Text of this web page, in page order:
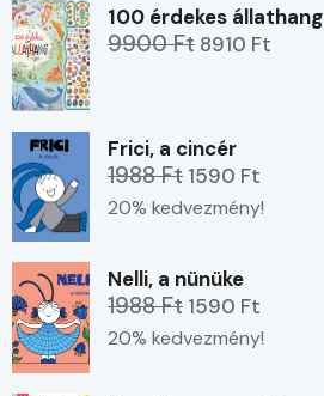
100 érdekes állathang
9900 Ft 8910 Ft
Frici, a cincér
1988 Ft 1590 Ft
20% kedvezmény!
Nelli, a nünüke
1988 Ft 1590 Ft
20% kedvezmény!